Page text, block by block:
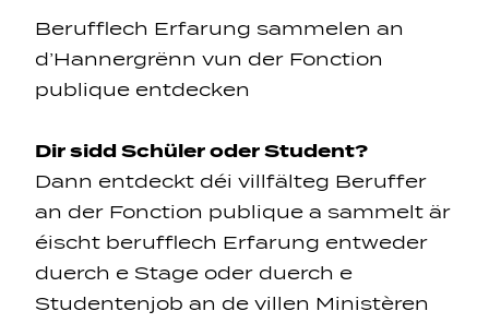
Navigation secondarie
Sozial Netzwierker
Navigation pied de page
Berufflech Erfarung sammelen an
d’Hannergrënn vun der Fonction
publique entdecken
Dir sidd Schüler oder Student?
Dann entdeckt déi villfälteg Beruffer
an der Fonction publique a sammelt är
éischt berufflech Erfarung entweder
duerch e Stage oder duerch e
Studentenjob an de villen Ministèren